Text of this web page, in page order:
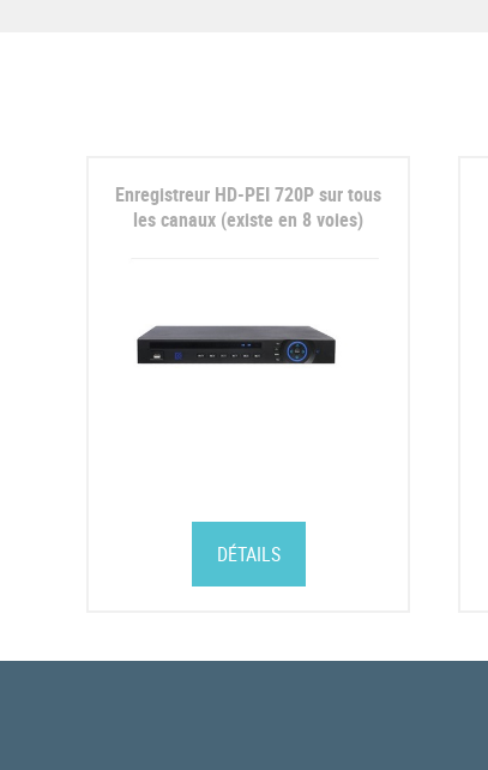
Enregistreur HD-PEI 720P sur tous
les canaux (existe en 8 voies)
DÉTAILS